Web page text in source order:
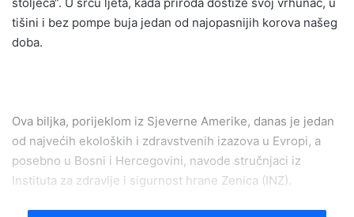
tišini i bez pompe buja jedan od najopasnijih korova našeg
doba.
Ova biljka, porijeklom iz Sjeverne Amerike, danas je jedan
od najvećih ekoloških i zdravstvenih izazova u Evropi, a
posebno u Bosni i Hercegovini, navode stručnjaci iz
Instituta za zdravlje i sigurnost hrane Zenica (INZ).